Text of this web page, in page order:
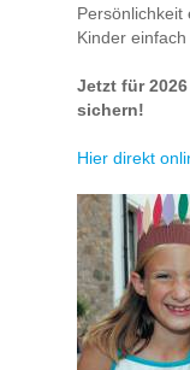
Persönlichkeit
Kinder einfach
Jetzt für
sichern!
Hier direkt